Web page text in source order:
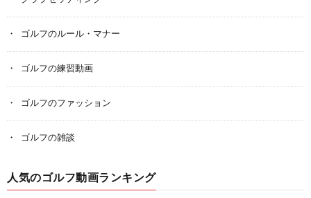
ゴルフのルール・マナー
ゴルフの練習動画
ゴルフのファッション
ゴルフの雑談
人気のゴルフ動画ランキング